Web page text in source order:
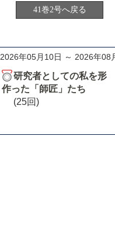
41巻2号へ戻る
2026年05月10日 ～ 2026年08
研究者としての私を形
作った「師匠」たち
(25回)